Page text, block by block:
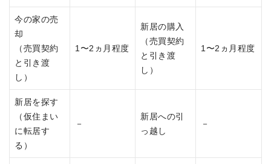
今の家の売
却
（売買契約
と引き渡
し）
1〜2ヵ月程度
新居の購入
（売買契約
と引き渡
し）
1〜2ヵ月程度
新居を探す
（仮住まい
に転居す
る）
－
新居への引
っ越し
－